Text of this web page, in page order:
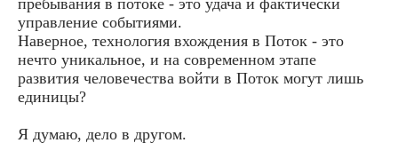
управление событиями.
Наверное, технология вхождения в Поток - это
нечто уникальное, и на современном этапе
развития человечества войти в Поток могут лишь
единицы?
Я думаю, дело в другом.